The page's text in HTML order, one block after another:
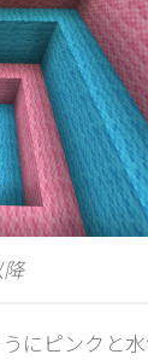
にピンクと水